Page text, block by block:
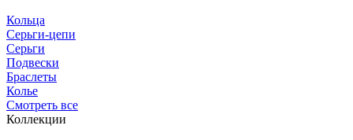
Кольца
Серьги-цепи
Серьги
Подвески
Браслеты
Колье
Смотреть все
Коллекции